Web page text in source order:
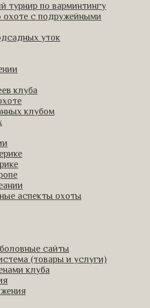
турнир по варминтингу
охоте с подружейными
уток
клуба
клубом
аспекты охоты
сайты
(товары и услуги)
клуба